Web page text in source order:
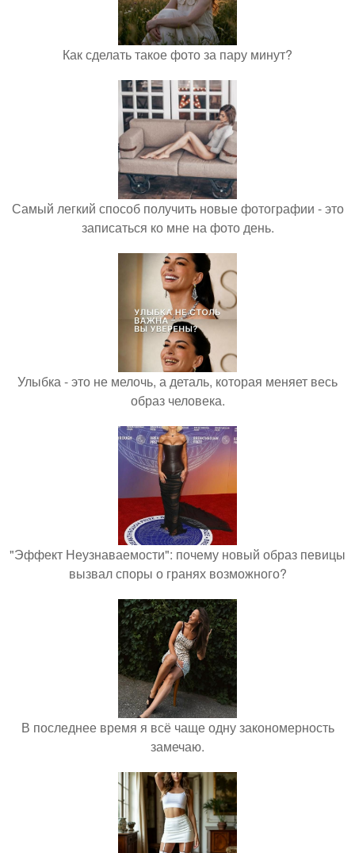
Как сделать такое фото за пару минут?
Самый легкий способ получить новые фотографии - это
записаться ко мне на фото день.
Улыбка - это не мелочь, а деталь, которая меняет весь
образ человека.
"Эффект Неузнаваемости": почему новый образ певицы
вызвал споры о гранях возможного?
В последнее время я всё чаще одну закономерность
замечаю.